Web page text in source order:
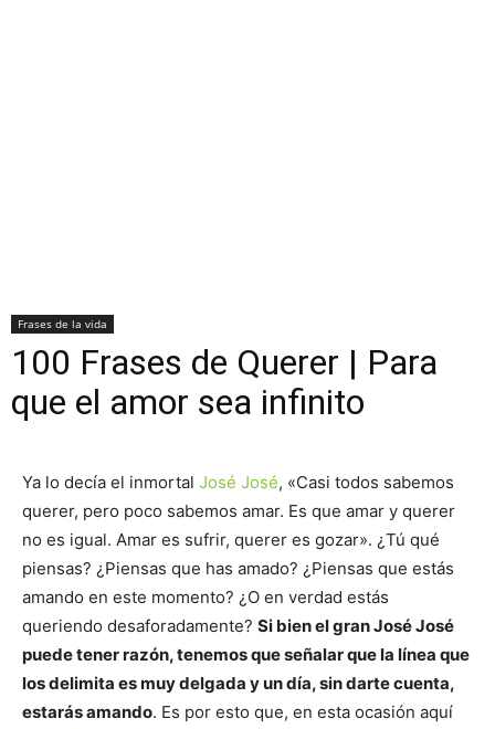
Frases de la vida
100 Frases de Querer | Para
que el amor sea infinito
Ya lo decía el inmortal José José, «Casi todos sabemos
querer, pero poco sabemos amar. Es que amar y querer
no es igual. Amar es sufrir, querer es gozar». ¿Tú qué
piensas? ¿Piensas que has amado? ¿Piensas que estás
amando en este momento? ¿O en verdad estás
queriendo desaforadamente? Si bien el gran José José
puede tener razón, tenemos que señalar que la línea que
los delimita es muy delgada y un día, sin darte cuenta,
estarás amando. Es por esto que, en esta ocasión aquí